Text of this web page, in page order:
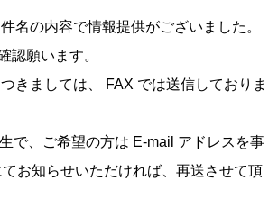
名の内容で情報提供がございました。
認願います。
きましては、 FAX では送信しておりま
で、ご希望の方は E-mail アドレスを事
お知らせいただければ、再送させて頂